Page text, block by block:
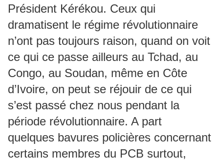
Président Kérékou. Ceux qui
dramatisent le régime révolutionnaire
n’ont pas toujours raison, quand on voit
ce qui ce passe ailleurs au Tchad, au
Congo, au Soudan, même en Côte
d’Ivoire, on peut se réjouir de ce qui
s’est passé chez nous pendant la
période révolutionnaire. A part
quelques bavures policières concernant
certains membres du PCB surtout,